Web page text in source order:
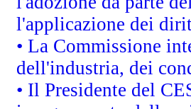
l'applicazione dei
• La Commissione
dell'industria, dei
• Il Presidente del